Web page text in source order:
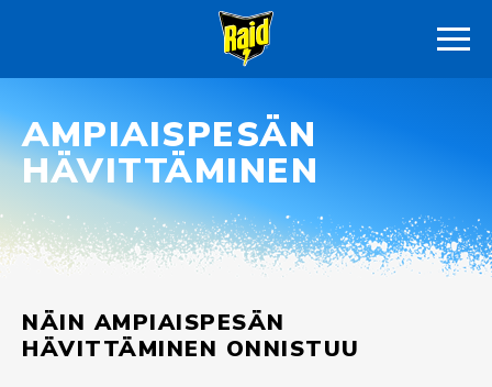
AMPIAISPESÄN
HÄVITTÄMINEN
NÄIN AMPIAISPESÄN
HÄVITTÄMINEN ONNISTUU